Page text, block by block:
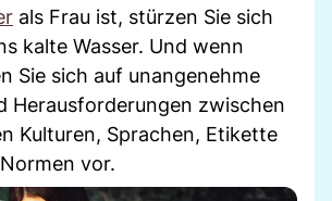
als Frau ist, stürzen Sie sich
kalte Wasser. Und wenn
Sie sich auf unangenehme
Herausforderungen zwischen
Kulturen, Sprachen, Etikette
vor.